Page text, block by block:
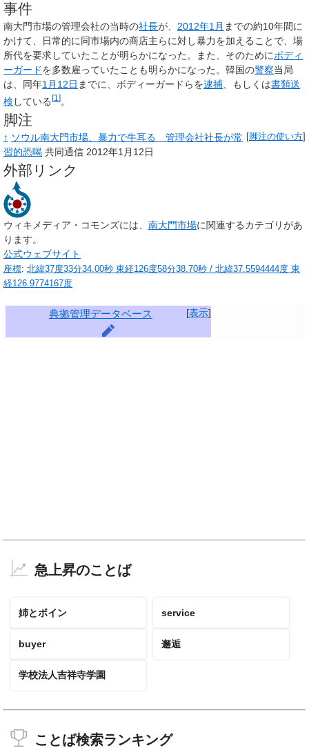
事件
南大門市場の管理会社の当時の社長が、 2012年1月 までの約10年間に
かけて、日常的に同市場内の商店主らに対し暴力を加えることで、場
所代を要求していたことが明らかになった。また、そのためにボディ
ーガードを多数雇っていたことも明らかになった。韓国の警察当局
は、同年1月12日 までに、ボディーガードらを逮捕、もしくは書類送
検 している [1 ] 。
脚注
脚注の使い方
↑ ソウル南大門市場、暴力で牛耳る 管理会社社長が常
習的恐喝 共同通信 2012年1月12日
外部リンク
ウィキメディア・コモンズには、 南大門市場に関連するカテゴリがあ
ります。
公式ウェブサイト
座標: 北緯37度33分34.00秒 東経126度58分38.70秒 / 北緯37.5594444度 東
経126.9774167度
[表示]
典拠管理データベース
急上昇のことば
姉とボイン service
buyer 邂逅
学校法人吉祥寺学園
ことば検索ランキング